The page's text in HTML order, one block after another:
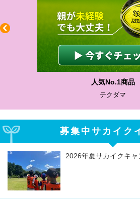
わかりやすい質問に
サカイクサッカ
募集中サカイク
2026年夏サカイクキャ